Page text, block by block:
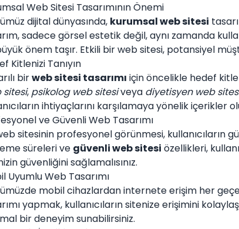
Web Sitesi Tasarımının Önemi
dijital dünyasında, kurumsal web sitesi
sadece görsel estetik değil, aynı zamanda
önem taşır. Etkili bir web sitesi, potansiyel
Kitlenizi Tanıyın
birweb sitesi tasarımı için öncelikle hedef
sitesi, psikolog web sitesiveya diyetisyen web
ihtiyaçlarını karşılamaya yönelik içerikler
ve Güvenli Web Tasarımı
sitesinin profesyonel görünmesi, kullanıcıların
süreleri ve güvenli web sitesi özellikleri,
güvenliğini sağlamalısınız.
Uyumlu Web Tasarımı
mobil cihazlardan internete erişim her
yapmak, kullanıcıların sitenize erişimini
bir deneyim sunabilirsiniz.